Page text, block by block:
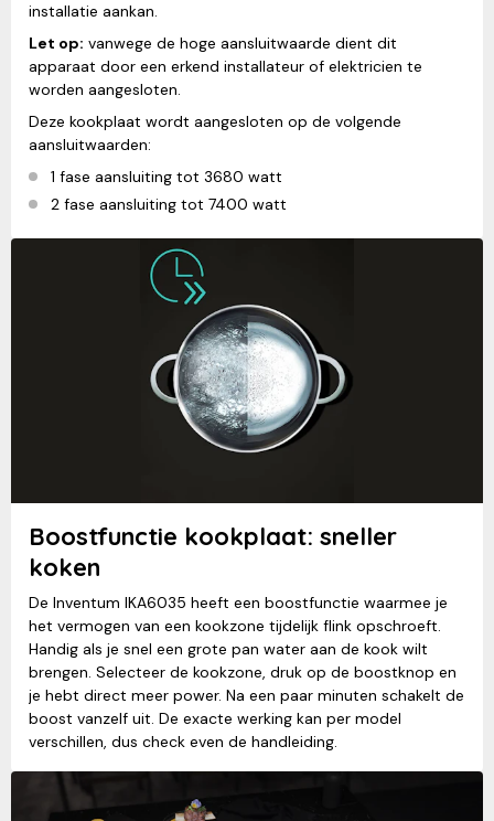
installatie aankan.
Let op: vanwege de hoge aansluitwaarde dient dit
apparaat door een erkend installateur of elektricien te
worden aangesloten.
Deze kookplaat wordt aangesloten op de volgende
aansluitwaarden:
1 fase aansluiting tot 3680 watt
2 fase aansluiting tot 7400 watt
Boostfunctie kookplaat: sneller
koken
De Inventum IKA6035 heeft een boostfunctie waarmee je
het vermogen van een kookzone tijdelijk flink opschroeft.
Handig als je snel een grote pan water aan de kook wilt
brengen. Selecteer de kookzone, druk op de boostknop en
je hebt direct meer power. Na een paar minuten schakelt de
boost vanzelf uit. De exacte werking kan per model
verschillen, dus check even de handleiding.